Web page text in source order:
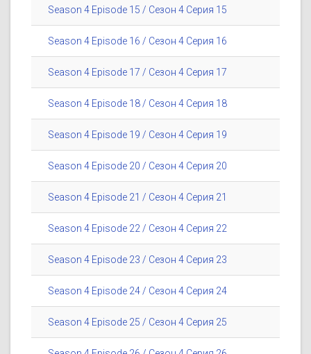
Season 4 Episode 15 / Сезон 4 Серия 15
Season 4 Episode 16 / Сезон 4 Серия 16
Season 4 Episode 17 / Сезон 4 Серия 17
Season 4 Episode 18 / Сезон 4 Серия 18
Season 4 Episode 19 / Сезон 4 Серия 19
Season 4 Episode 20 / Сезон 4 Серия 20
Season 4 Episode 21 / Сезон 4 Серия 21
Season 4 Episode 22 / Сезон 4 Серия 22
Season 4 Episode 23 / Сезон 4 Серия 23
Season 4 Episode 24 / Сезон 4 Серия 24
Season 4 Episode 25 / Сезон 4 Серия 25